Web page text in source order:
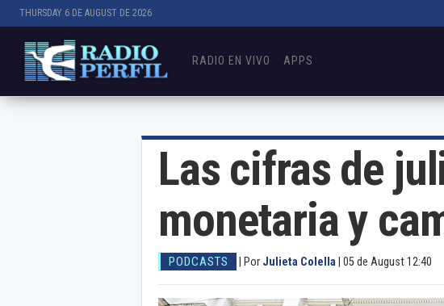
THURSDAY 6 DE AUGUST DE 2026
RADIO EN VIVO APPS
Las cifras de
monetaria y
PODCASTS Por Julieta Colella 05 de August 12:40